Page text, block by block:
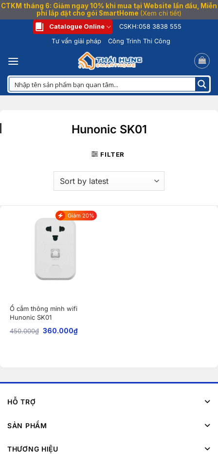
CTKM tháng 6: Giảm ngay 10% khi mua tại Website lần đầu, Miễn
phí lắp đặt cho gói SmartHome (Xem chi tiết)
dung
Catalogue Online CSKH:058 3838 555
Tư vấn giải pháp
Công Trình Thi Công
Hunonic SK01
FILTER
Giảm 20%
Ổ cắm thông minh wifi
Hunonic SK01
450.000₫ 360.000₫
HỖ TRỢ
SẢN PHẨM
THƯƠNG HIỆU